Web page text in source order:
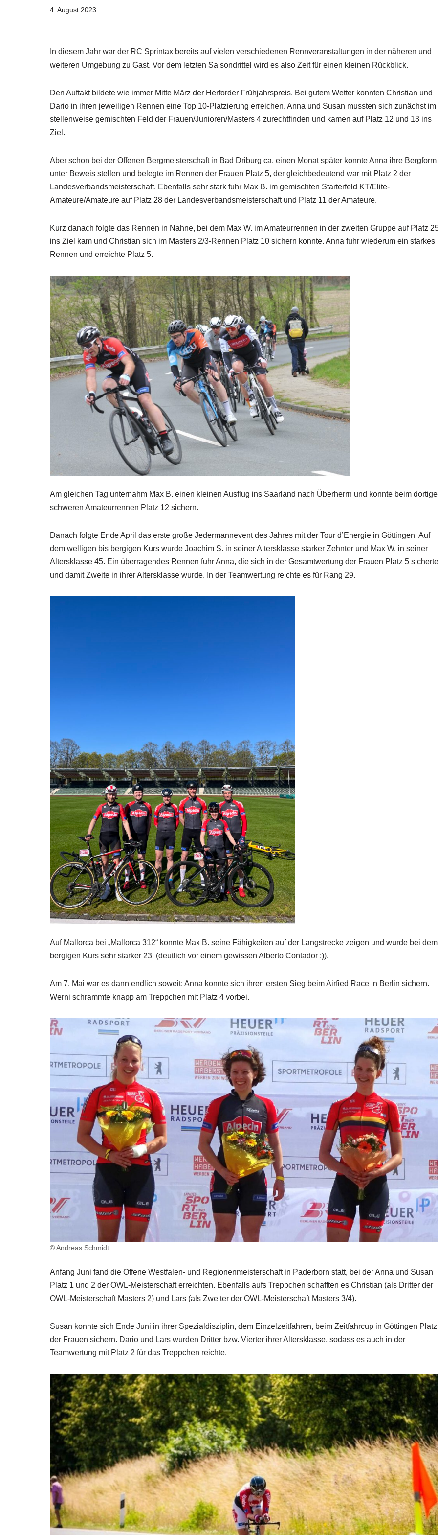
4. August 2023
In diesem Jahr war der RC Sprintax bereits auf vielen verschiedenen Rennveranstaltungen in der näheren und
weiteren Umgebung zu Gast. Vor dem letzten Saisondrittel wird es also Zeit für einen kleinen Rückblick.
Den Auftakt bildete wie immer Mitte März der Herforder Frühjahrspreis. Bei gutem Wetter konnten Christian und
Dario in ihren jeweiligen Rennen eine Top 10-Platzierung erreichen. Anna und Susan mussten sich zunächst im
stellenweise gemischten Feld der Frauen/Junioren/Masters 4 zurechtfinden und kamen auf Platz 12 und 13 ins
Ziel.
Aber schon bei der Offenen Bergmeisterschaft in Bad Driburg ca. einen Monat später konnte Anna ihre Bergform
unter Beweis stellen und belegte im Rennen der Frauen Platz 5, der gleichbedeutend war mit Platz 2 der
Landesverbandsmeisterschaft. Ebenfalls sehr stark fuhr Max B. im gemischten Starterfeld KT/Elite-
Amateure/Amateure auf Platz 28 der Landesverbandsmeisterschaft und Platz 11 der Amateure.
Kurz danach folgte das Rennen in Nahne, bei dem Max W. im Amateurrennen in der zweiten Gruppe auf Platz
ins Ziel kam und Christian sich im Masters 2/3-Rennen Platz 10 sichern konnte. Anna fuhr wiederum ein starkes
Rennen und erreichte Platz 5.
Am gleichen Tag unternahm Max B. einen kleinen Ausflug ins Saarland nach Überherrn und konnte beim
schweren Amateurrennen Platz 12 sichern.
Danach folgte Ende April das erste große Jedermannevent des Jahres mit der Tour d’Energie in Göttingen. Auf
dem welligen bis bergigen Kurs wurde Joachim S. in seiner Altersklasse starker Zehnter und Max W. in seiner
Altersklasse 45. Ein überragendes Rennen fuhr Anna, die sich in der Gesamtwertung der Frauen Platz 5 sicherte
und damit Zweite in ihrer Altersklasse wurde. In der Teamwertung reichte es für Rang 29.
Auf Mallorca bei „Mallorca 312“ konnte Max B. seine Fähigkeiten auf der Langstrecke zeigen und wurde bei dem
bergigen Kurs sehr starker 23. (deutlich vor einem gewissen Alberto Contador ;)).
Am 7. Mai war es dann endlich soweit: Anna konnte sich ihren ersten Sieg beim Airfied Race in Berlin sichern.
Werni schrammte knapp am Treppchen mit Platz 4 vorbei.
© Andreas Schmidt
Anfang Juni fand die Offene Westfalen- und Regionenmeisterschaft in Paderborn statt, bei der Anna und Susan
Platz 1 und 2 der OWL-Meisterschaft erreichten. Ebenfalls aufs Treppchen schafften es Christian (als Dritter der
OWL-Meisterschaft Masters 2) und Lars (als Zweiter der OWL-Meisterschaft Masters 3/4).
Susan konnte sich Ende Juni in ihrer Spezialdisziplin, dem Einzelzeitfahren, beim Zeitfahrcup in Göttingen
der Frauen sichern. Dario und Lars wurden Dritter bzw. Vierter ihrer Altersklasse, sodass es auch in der
Teamwertung mit Platz 2 für das Treppchen reichte.